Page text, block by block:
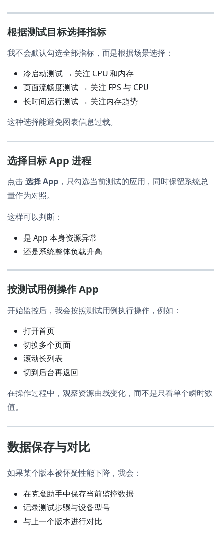
根据测试目标选择指标
我不会默认勾选全部指标，而是根据场景选择：
冷启动测试 → 关注 CPU 和内存
页面流畅度测试 → 关注 FPS 与 CPU
长时间运行测试 → 关注内存趋势
这种选择能避免图表信息过载。
选择目标 App 进程
点击选择 App ，只勾选当前测试的应用，同时保留系统总
量作为对照。
这样可以判断：
是 App 本身资源异常
还是系统整体负载升高
按测试用例操作 App
开始监控后，我会按照测试用例执行操作，例如：
打开首页
切换多个页面
滚动长列表
切到后台再返回
在操作过程中，观察资源曲线变化，而不是只看单个瞬时数
值。
数据保存与对比
如果某个版本被怀疑性能下降，我会：
在克魔助手中保存当前监控数据
记录测试步骤与设备型号
与上一个版本进行对比